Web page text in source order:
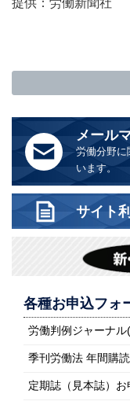
メール
労働分野に
います。
サイト
各種お申込フォ
労働判例ジャーナ
季刊労働法 年間購
定期誌（見本誌）お